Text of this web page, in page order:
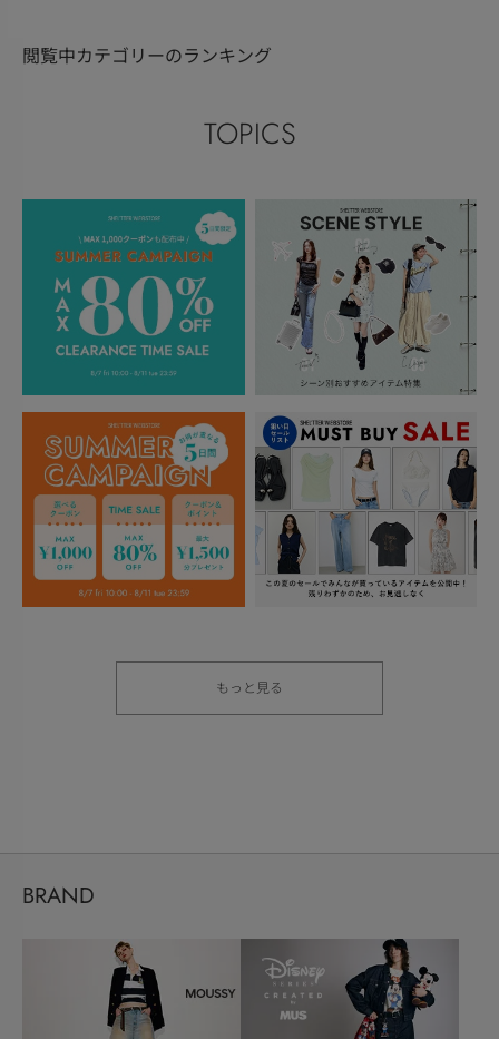
閲覧中カテゴリーのランキング
TOPICS
もっと見る
BRAND